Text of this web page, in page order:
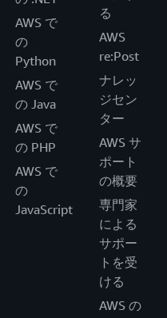
AWS で
の
Python
AWS で
の Java
AWS で
の PHP
AWS で
の
JavaScript
る
AWS
re:Post
ナレッ
ジセン
ター
AWS サ
ポート
の概要
専門家
による
サポー
トを受
ける
AWS の